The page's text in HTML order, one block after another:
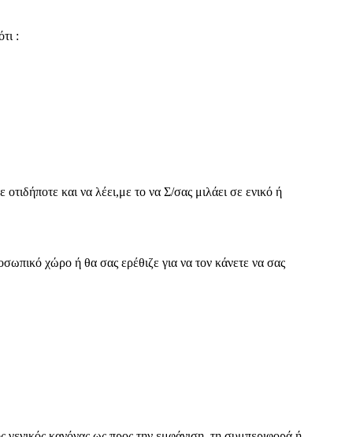
:
και να λέει,με το να Σ/σας μιλάει σε ενικό ή
χώρο ή θα σας ερέθιζε για να τον κάνετε να σας